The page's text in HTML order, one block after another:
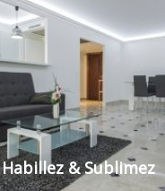
Habillez & Sublimez